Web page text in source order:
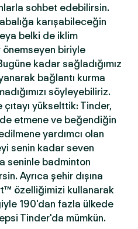
sohbet edebilirsin.
karışabileceğin
belki de iklim
biriyle
kadar sağladığımız
bağlantı kurma
söyleyebiliriz.
yükselttik: Tinder,
etmene ve beğendiğin
yardımcı olan
senin kadar seven
seninle badminton
Ayrıca şehir dışına
özelliğimizi kullanarak
190'dan fazla ülkede
Tinder'da mümkün.